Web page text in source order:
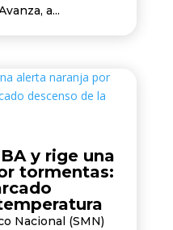
a...
y rige una
tormentas:
Nacional (SMN)